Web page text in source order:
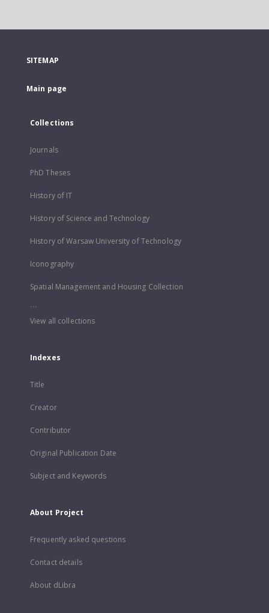
SITEMAP
Main page
Collections
Journals
PhD Theses
History of IT
History of Science and Technology
History of Warsaw University of Technology
Iconography
Spatial Management and Housing Collection
...
View all collections
Indexes
Title
Creator
Contributor
Original Publication Date
Subject and Keywords
About Project
Frequently asked questions
Contact details
About dLibra